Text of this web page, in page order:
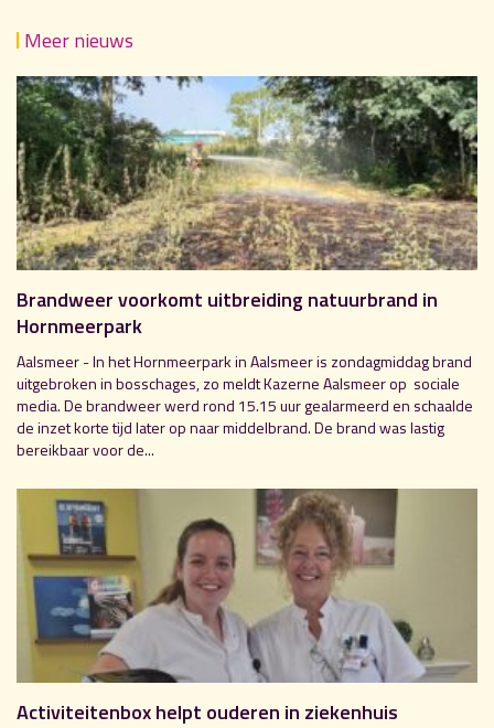
Meer nieuws
Brandweer voorkomt uitbreiding natuurbrand in
Hornmeerpark
Aalsmeer - In het Hornmeerpark in Aalsmeer is zondagmiddag brand
uitgebroken in bosschages, zo meldt Kazerne Aalsmeer op sociale
media. De brandweer werd rond 15.15 uur gealarmeerd en schaalde
de inzet korte tijd later op naar middelbrand. De brand was lastig
bereikbaar voor de...
Activiteitenbox helpt ouderen in ziekenhuis